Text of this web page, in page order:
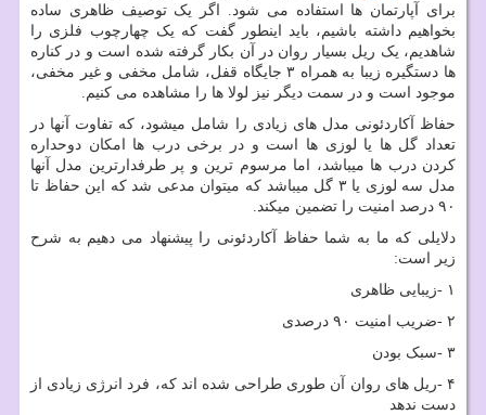
برای آپارتمان ها استفاده می شود. اگر یک توصیف ظاهری ساده
بخواهیم داشته باشیم، باید اینطور گفت که یک چهارچوب فلزی را
شاهدیم، یک ریل بسیار روان در آن بکار گرفته شده است و در کناره
ها دستگیره زیبا به همراه ۳ جایگاه قفل، شامل مخفی و غیر مخفی،
موجود است و در سمت دیگر نیز لولا ها را مشاهده می کنیم.
حفاظ آکاردئونی مدل های زیادی را شامل میشود، که تفاوت آنها در
تعداد گل ها یا لوزی ها است و در برخی درب ها امکان دوحداره
کردن درب ها میباشد، اما مرسوم ترین و پر طرفدارترین مدل آنها
مدل سه لوزی یا ۳ گل میباشد که میتوان مدعی شد که این حفاظ تا
۹۰ درصد امنیت را تضمین میکند.
دلایلی که ما به شما حفاظ آکاردئونی را پیشنهاد می دهیم به شرح
زیر است:
۱ -زیبایی ظاهری
۲ -ضریب امنیت ۹۰ درصدی
۳ -سبک بودن
۴-ریل های روان آن طوری طراحی شده اند که، فرد انرژی زیادی از
دست ندهد